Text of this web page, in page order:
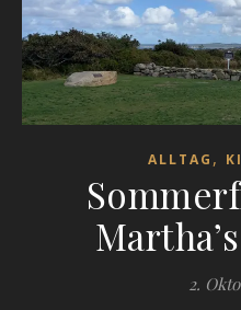
ALLTAG ,
2.